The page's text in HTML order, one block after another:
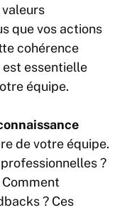
que vos actions
cohérence
est essentielle
équipe.
de votre équipe.
?
? Ces